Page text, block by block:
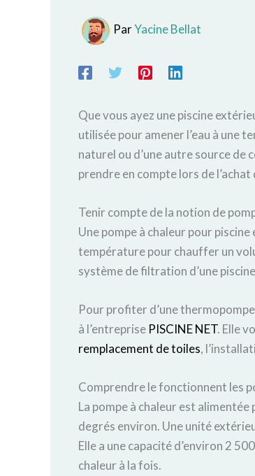
ParYacine Bellat
Que vous ayez une piscine
utilisée pour amener l’eau à une
naturel ou d’une autre source de
prendre en compte lors de l’achat
Tenir compte de la notion de
Une pompe à chaleur pour
température pour chauffer un
système de filtration d’une
Pour profiter d’une
à l’entreprise PISCINE NET. Elle
remplacement de toiles,
Comprendre le fonctionnent les
La pompe à chaleur est
degrés environ. Une unité
Elle a une capacité d’environ 2
chaleur à la fois.